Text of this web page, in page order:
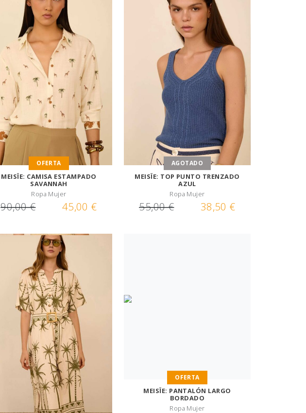
OFERTA
MEISÏE: CAMISA ESTAMPADO
SAVANNAH
Ropa Mujer
90,00 € 45,00 €
AGOTADO
MEISÏE: TOP PUNTO TRENZADO
AZUL
Ropa Mujer
55,00 € 38,50 €
OFERTA
MEISÏE: PANTALÓN LARGO
BORDADO
Ropa Mujer